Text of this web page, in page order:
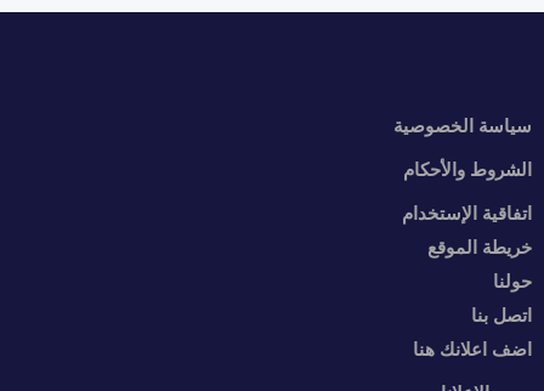
سياسة الخصوصية
الشروط والأحكام
اتفاقية الإستخدام
خريطة الموقع
حولنا
اتصل بنا
اضف اعلانك هنا